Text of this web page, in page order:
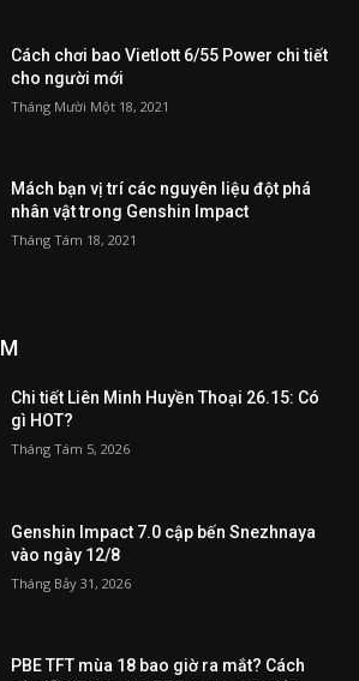
Cách chơi bao Vietlott 6/55 Power chi tiết
cho người mới
Tháng Mười Một 18, 2021
Mách bạn vị trí các nguyên liệu đột phá
nhân vật trong Genshin Impact
Tháng Tám 18, 2021
Chi tiết Liên Minh Huyền Thoại 26.15: Có
gì HOT?
Tháng Tám 5, 2026
Genshin Impact 7.0 cập bến Snezhnaya
vào ngày 12/8
Tháng Bảy 31, 2026
PBE TFT mùa 18 bao giờ ra mắt? Cách